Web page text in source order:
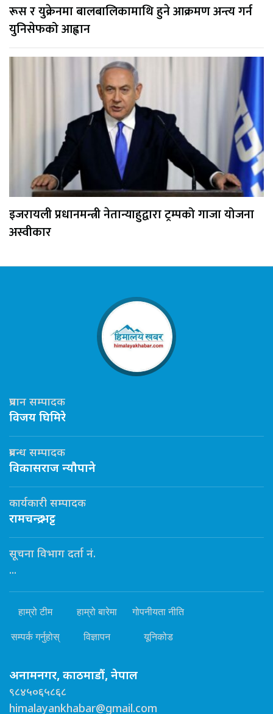
रूस र युक्रेनमा बालबालिकामाथि हुने आक्रमण अन्त्य गर्न
युनिसेफको आह्वान
इजरायली प्रधानमन्त्री नेतान्याहुद्वारा ट्रम्पको गाजा योजना
अस्वीकार
प्रधान सम्पादक
विजय घिमिरे
प्रबन्ध सम्पादक
विकासराज न्यौपाने
कार्यकारी सम्पादक
रामचन्द्र भट्ट
सूचना विभाग दर्ता नं.
...
हाम्रो टीम हाम्रो बारेमा गोपनीयता नीति
सम्पर्क गर्नुहोस् विज्ञापन यूनिकोड
अनामनगर, काठमाडौं, नेपाल
९८४५०६५८६८
himalayankhabar@gmail.com